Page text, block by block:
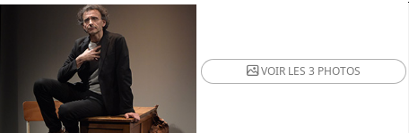
VOIR LES3 PHOTOS